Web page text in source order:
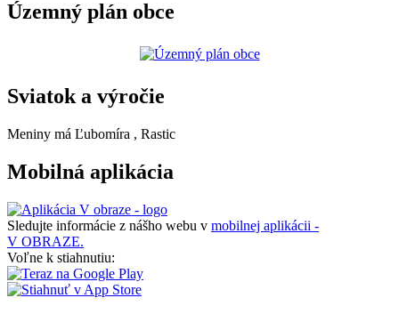
Územný plán obce
Sviatok a výročie
Meniny má Ľubomíra , Rastic
Mobilná aplikácia
Sledujte informácie z nášho webu v mobilnej aplikácii -
V OBRAZE.
Voľne k stiahnutiu: